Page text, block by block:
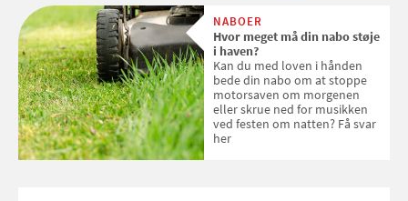
med SPF kan erstatte
solcreme, når man bevæger
sig ud i solen
NABOER
Hvor meget må din nabo støje
i haven?
Kan du med loven i hånden
bede din nabo om at stoppe
motorsaven om morgenen
eller skrue ned for musikken
ved festen om natten? Få svar
her